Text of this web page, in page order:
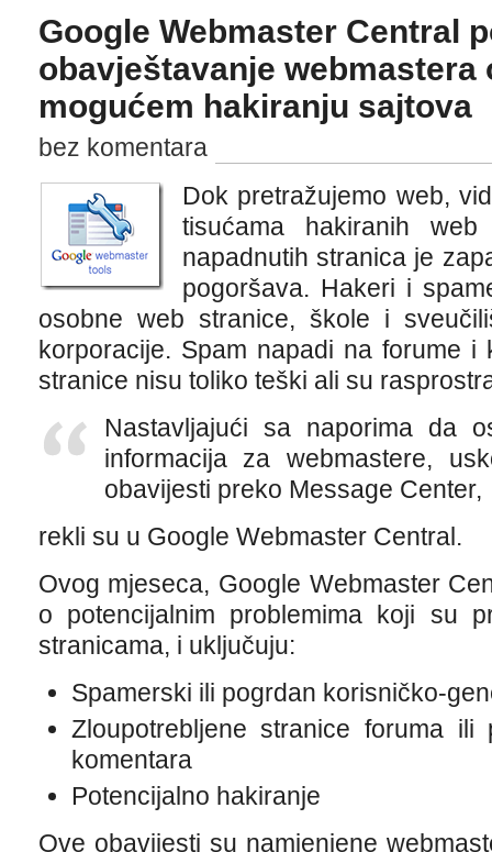
Google Webmaster Central
obavještavanje webmastera
mogućem hakiranju sajtova
bez komentara
Dok pretražujemo web,
tisućama hakiranih
napadnutih stranica je
pogoršava. Hakeri i
osobne web stranice, škole i
korporacije. Spam napadi na forume i
stranice nisu toliko teški ali su
Nastavljajući sa naporima da
informacija za webmastere,
obavijesti preko Message Center,
rekli su u Google Webmaster Central.
Ovog mjeseca, Google Webmaster
o potencijalnim problemima koji su
stranicama, i uključuju:
Spamerski ili pogrdan korisničko-
Zloupotrebljene stranice foruma ili
komentara
Potencijalno hakiranje
Ove obavijesti su namjenjene